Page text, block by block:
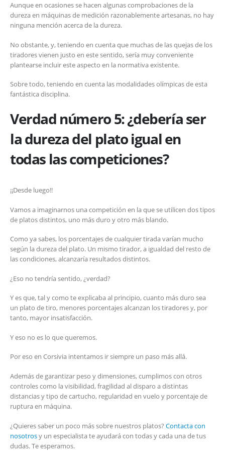
Aunque en ocasiones se hacen algunas comprobaciones de la
dureza en máquinas de medición razonablemente artesanas, no hay
ninguna mención acerca de la dureza.
No obstante, y, teniendo en cuenta que muchas de las quejas de los
tiradores vienen justo en este sentido, sería muy conveniente
plantearse incluir este aspecto en la normativa existente.
Sobre todo, teniendo en cuenta las modalidades olímpicas de esta
fantástica disciplina.
Verdad número 5:¿debería ser
la dureza del plato igual en
todas las competiciones?
¡¡Desde luego!!
Vamos a imaginarnos una competición en la que se utilicen dos tipos
de platos distintos, uno más duro y otro más blando.
Como ya sabes, los porcentajes de cualquier tirada varían mucho
según la dureza del plato. Un mismo tirador, a igualdad del resto de
las condiciones, alcanzaría resultados distintos.
¿Eso no tendría sentido, ¿verdad?
Y es que, tal y como te explicaba al principio, cuanto más duro sea
un plato de tiro, menores porcentajes alcanzan los tiradores y, por
tanto, mayor insatisfacción.
Y eso no es lo que queremos.
Por eso en Corsivia intentamos ir siempre un paso más allá.
Además de garantizar peso y dimensiones, cumplimos con otros
controles como la visibilidad, fragilidad al disparo a distintas
distancias y tipo de cartucho, regularidad en vuelo y porcentaje de
ruptura en máquina.
¿Quieres saber un poco más sobre nuestros platos? Contacta con
nosotrosy un especialista te ayudará con todas y cada una de tus
dudas. Te esperamos.